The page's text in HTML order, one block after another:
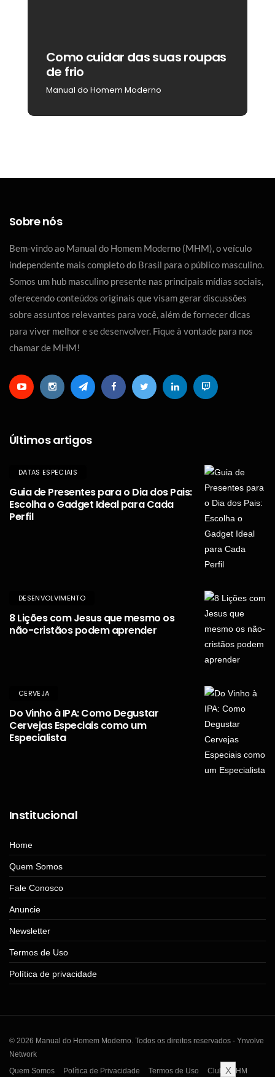
Como cuidar das suas roupas
de frio
Manual do Homem Moderno
Sobre nós
Bem-vindo ao Manual do Homem Moderno (MHM), o veículo
independente mais completo do Brasil para o público masculino.
Somos um hub masculino presente nas principais mídias sociais,
oferecendo conteúdos originais que visam gerar discussões
sobre assuntos relevantes para você, além de fornecer dicas
para viver melhor e se desenvolver. Fique à vontade para nos
chamar de MHM!
Últimos artigos
DATAS ESPECIAIS
Guia de Presentes para o Dia dos Pais:
Escolha o Gadget Ideal para Cada
Perfil
DESENVOLVIMENTO
8 Lições com Jesus que mesmo os
não-cristãos podem aprender
CERVEJA
Do Vinho à IPA: Como Degustar
Cervejas Especiais como um
Especialista
Institucional
Home
Quem Somos
Fale Conosco
Anuncie
Newsletter
Termos de Uso
Política de privacidade
© 2026 Manual do Homem Moderno. Todos os direitos reservados - Ynvolve
Network
Quem Somos
Política de Privacidade Termos de Uso Clube MHM
X